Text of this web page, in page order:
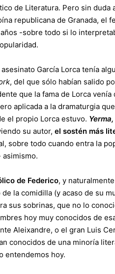
de Literatura. Pero sin duda
republicana de Granada, el
-sobre todo si lo
García Lorca tenía
, del que sólo habían salido
que la fama de Lorca
aplicada a la dramaturgia
el propio Lorca estuvo.
su autor, el sostén más
sobre todo cuando entra la
de Federico, y
la comidilla (y acaso de su
sus sobrinas, que no lo
hoy muy conocidos de
Aleixandre, o el gran Luis
conocidos de una minoría
entendemos hoy.